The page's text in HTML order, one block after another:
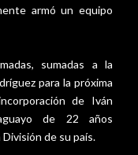
armó un equipo
sumadas a la
para la próxima
de Iván
de 22 años
de su país.